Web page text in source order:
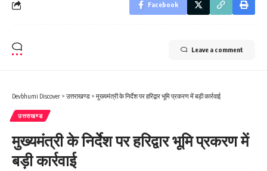
Facebook
Leave a comment
Devbhumi Discover > उत्तराखण्ड > मुख्यमंत्री के निर्देश पर हरिद्वार भूमि प्रकरण में बड़ी कार्रवाई
उत्तराखण्ड
मुख्यमंत्री के निर्देश पर हरिद्वार भूमि प्रकरण में
बड़ी कार्रवाई